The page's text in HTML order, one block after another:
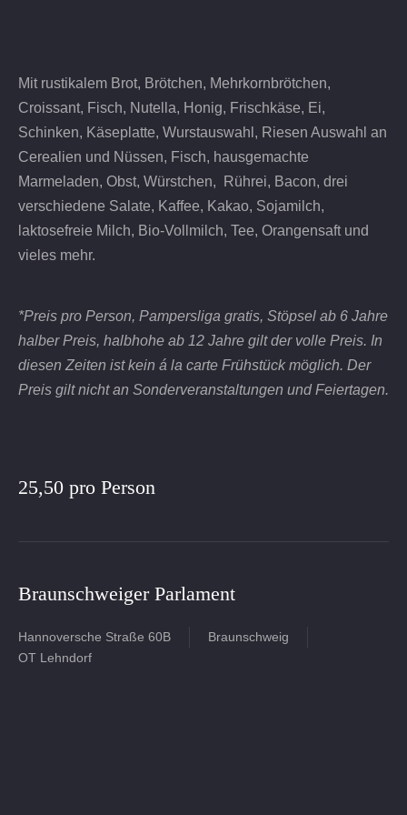
Mit rustikalem Brot, Brötchen, Mehrkornbrötchen,
Croissant, Fisch, Nutella, Honig, Frischkäse, Ei,
Schinken, Käseplatte, Wurstauswahl, Riesen Auswahl an
Cerealien und Nüssen, Fisch, hausgemachte
Marmeladen, Obst, Würstchen, Rührei, Bacon, drei
verschiedene Salate, Kaffee, Kakao, Sojamilch,
laktosefreie Milch, Bio-Vollmilch, Tee, Orangensaft und
vieles mehr.
*Preis pro Person, Pampersliga gratis, Stöpsel ab 6 Jahre
halber Preis, halbhohe ab 12 Jahre gilt der volle Preis. In
diesen Zeiten ist kein á la carte Frühstück möglich. Der
Preis gilt nicht an Sonderveranstaltungen und Feiertagen.
25,50 pro Person
Braunschweiger Parlament
Hannoversche Straße 60B
Braunschweig
OT Lehndorf